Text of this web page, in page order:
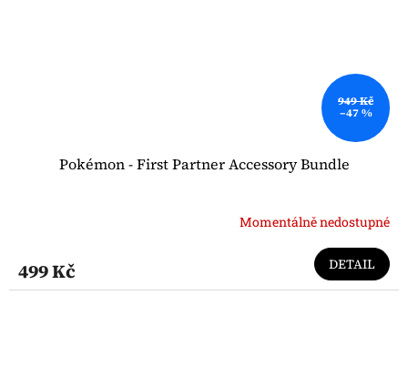
949 Kč
–47 %
Pokémon - First Partner Accessory Bundle
Momentálně nedostupné
499 Kč DETAIL